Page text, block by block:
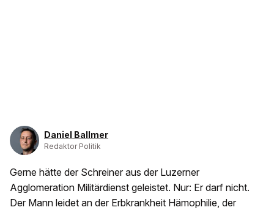
Daniel Ballmer
Redaktor Politik
Gerne hätte der Schreiner aus der Luzerner
Agglomeration Militärdienst geleistet. Nur: Er darf nicht.
Der Mann leidet an der Erbkrankheit Hämophilie, der